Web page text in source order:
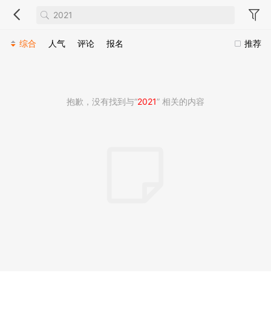
推荐
综合 人气 评论 报名
抱歉，没有找到与“2021” 相关的内容